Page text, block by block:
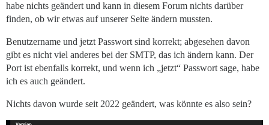
habe nichts geändert und kann in diesem Forum nichts darüber
finden, ob wir etwas auf unserer Seite ändern mussten.
Benutzername und jetzt Passwort sind korrekt; abgesehen davon
gibt es nicht viel anderes bei der SMTP, das ich ändern kann. Der
Port ist ebenfalls korrekt, und wenn ich „jetzt“ Passwort sage, habe
ich es auch geändert.
Nichts davon wurde seit 2022 geändert, was könnte es also sein?